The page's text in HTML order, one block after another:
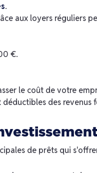
.
aux loyers réguliers
€.
le coût de votre
des revenus
de prêts qui